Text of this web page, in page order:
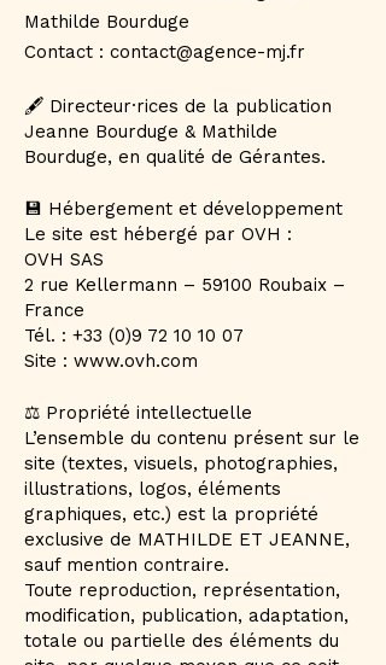
Mathilde Bourduge
Contact : contact@agence-mj.fr
🖋 Directeur·rices de la publication
Jeanne Bourduge & Mathilde
Bourduge, en qualité de Gérantes.
💾 Hébergement et développement
Le site est hébergé par OVH :
OVH SAS
2 rue Kellermann – 59100 Roubaix –
France
Tél. : +33 (0)9 72 10 10 07
Site : www.ovh.com
⚖️ Propriété intellectuelle
L’ensemble du contenu présent sur le
site (textes, visuels, photographies,
illustrations, logos, éléments
graphiques, etc.) est la propriété
exclusive de MATHILDE ET JEANNE,
sauf mention contraire.
Toute reproduction, représentation,
modification, publication, adaptation,
totale ou partielle des éléments du